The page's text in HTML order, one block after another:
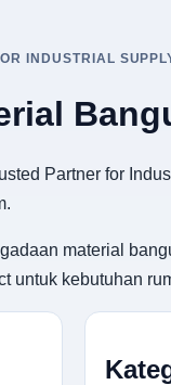
INDUSTRIAL
Partner for
material
untuk kebutuhan